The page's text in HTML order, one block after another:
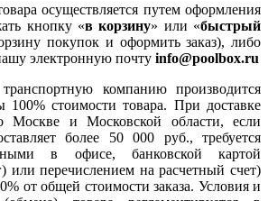
осуществляется путем оформления
кнопку «в корзину» или «быстрый
покупок и оформить заказ), либо
электронную почту info@poolbox.ru
компанию производится
100% стоимости товара. При доставке
Москве и Московской области, если
более 50 000 руб., требуется
в офисе, банковской картой
или перечислением на расчетный счет)
от общей стоимости заказа. Условия и